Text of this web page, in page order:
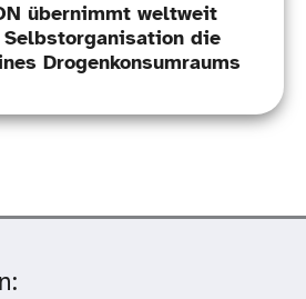
übernimmt weltweit
die
Drogenkonsumraums